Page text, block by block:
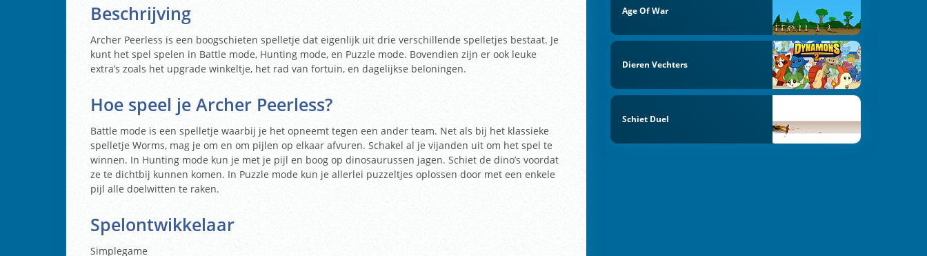
Beschrijving
Archer Peerless is een boogschieten spelletje dat eigenlijk uit drie verschillende spelletjes bestaat. Je
kunt het spel spelen in Battle mode, Hunting mode, en Puzzle mode. Bovendien zijn er ook leuke
extra’s zoals het upgrade winkeltje, het rad van fortuin, en dagelijkse beloningen.
Hoe speel je Archer Peerless?
Battle mode is een spelletje waarbij je het opneemt tegen een ander team. Net als bij het klassieke
spelletje Worms, mag je om en om pijlen op elkaar afvuren. Schakel al je vijanden uit om het spel te
winnen. In Hunting mode kun je met je pijl en boog op dinosaurussen jagen. Schiet de dino’s voordat
ze te dichtbij kunnen komen. In Puzzle mode kun je allerlei puzzeltjes oplossen door met een enkele
pijl alle doelwitten te raken.
Spelontwikkelaar
Simplegame
Age Of War
Dieren Vechters
Schiet Duel